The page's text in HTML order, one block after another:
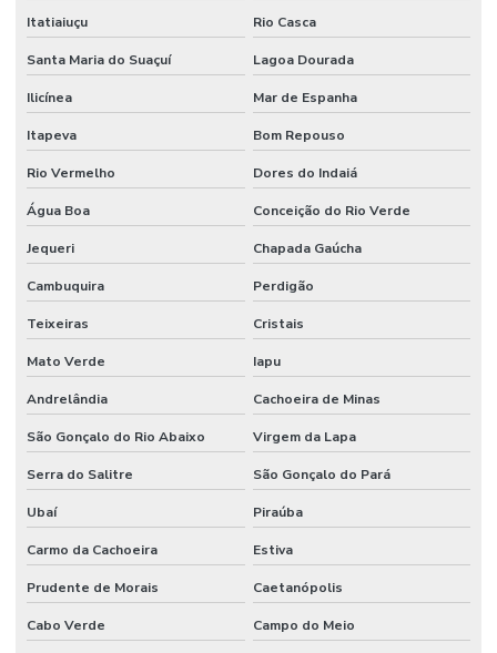
Itatiaiuçu Rio Casca
Santa Maria do Suaçuí Lagoa Dourada
Ilicínea Mar de Espanha
Itapeva Bom Repouso
Rio Vermelho Dores do Indaiá
Água Boa Conceição do Rio Verde
Jequeri Chapada Gaúcha
Cambuquira Perdigão
Teixeiras Cristais
Mato Verde Iapu
Andrelândia Cachoeira de Minas
São Gonçalo do Rio Abaixo Virgem da Lapa
Serra do Salitre São Gonçalo do Pará
Ubaí Piraúba
Carmo da Cachoeira Estiva
Prudente de Morais Caetanópolis
Cabo Verde Campo do Meio